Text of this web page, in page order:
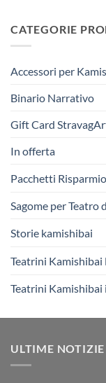
CATEGORIE
Accessori per
Binario Narrativo
Gift Card
In offerta
Pacchetti
Sagome per Teatro
Storie kamishibai
Teatrini Kamishibai
Teatrini
ULTIME NOTIZIE